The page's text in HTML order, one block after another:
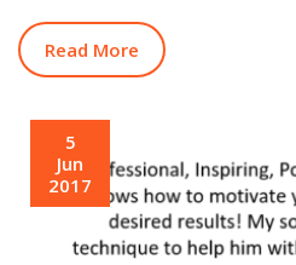
Read More
5
Jun
2017